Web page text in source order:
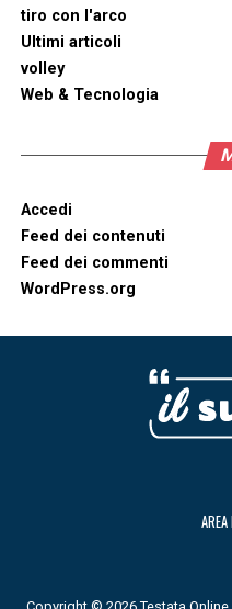
tiro con l'arco
Ultimi articoli
volley
Web & Tecnologia
Accedi
Feed dei contenuti
Feed dei commenti
WordPress.org